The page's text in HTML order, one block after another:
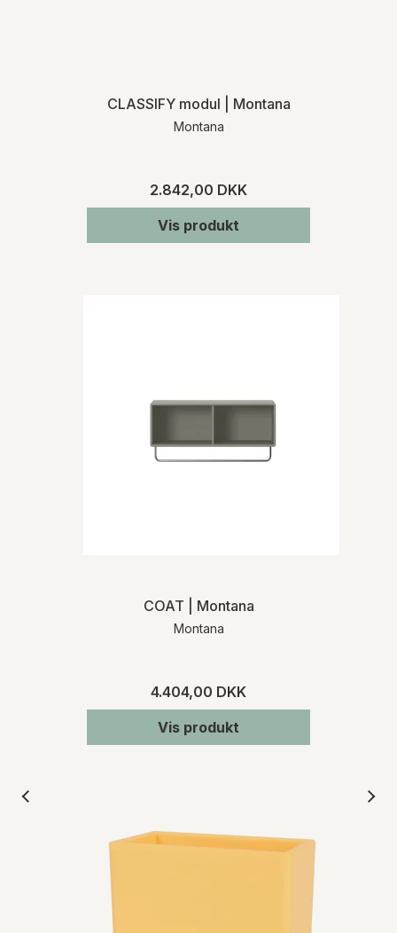
CLASSIFY modul | Montana
Montana
2.842,00 DKK
Vis produkt
COAT | Montana
Montana
4.404,00 DKK
Vis produkt